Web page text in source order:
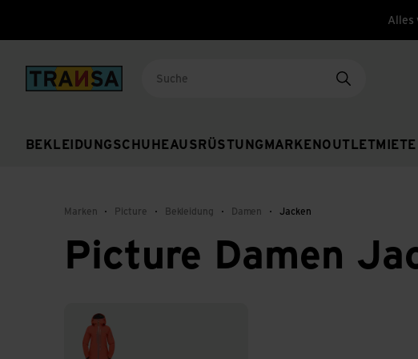
Alles
Back to home
BEKLEIDUNGSCHUHEAUSRÜSTUNG MARKEN OUTLET
Marken Picture Bekleidung Damen Jacken
Picture Damen
Hardshelljacken & Regenjacken